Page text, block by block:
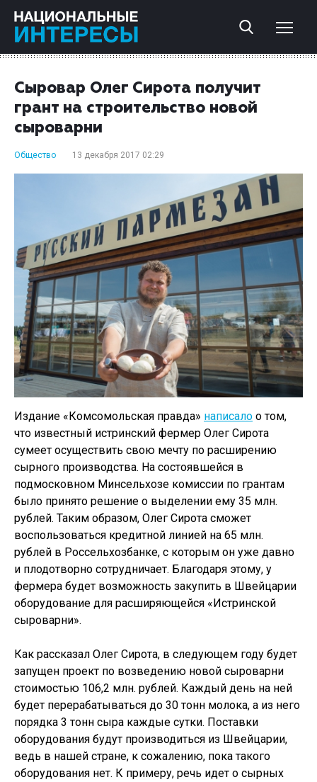
Сыровар Олег Сирота получит
грант на строительство новой
сыроварни
Общество 13 декабря 2017 02:29
Издание «Комсомольская правда» написало о том,
что известный истринский фермер Олег Сирота
сумеет осуществить свою мечту по расширению
сырного производства. На состоявшейся в
подмосковном Минсельхозе комиссии по грантам
было принято решение о выделении ему 35 млн.
рублей. Таким образом, Олег Сирота сможет
воспользоваться кредитной линией на 65 млн.
рублей в Россельхозбанке, с которым он уже давно
и плодотворно сотрудничает. Благодаря этому, у
фермера будет возможность закупить в Швейцарии
оборудование для расширяющейся «Истринской
сыроварни».
Как рассказал Олег Сирота, в следующем году будет
запущен проект по возведению новой сыроварни
стоимостью 106,2 млн. рублей. Каждый день на ней
будет перерабатываться до 30 тонн молока, а из него
порядка 3 тонн сыра каждые сутки. Поставки
оборудования будут производиться из Швейцарии,
ведь в нашей стране, к сожалению, пока такого
оборудования нет. К примеру, речь идет о сырных